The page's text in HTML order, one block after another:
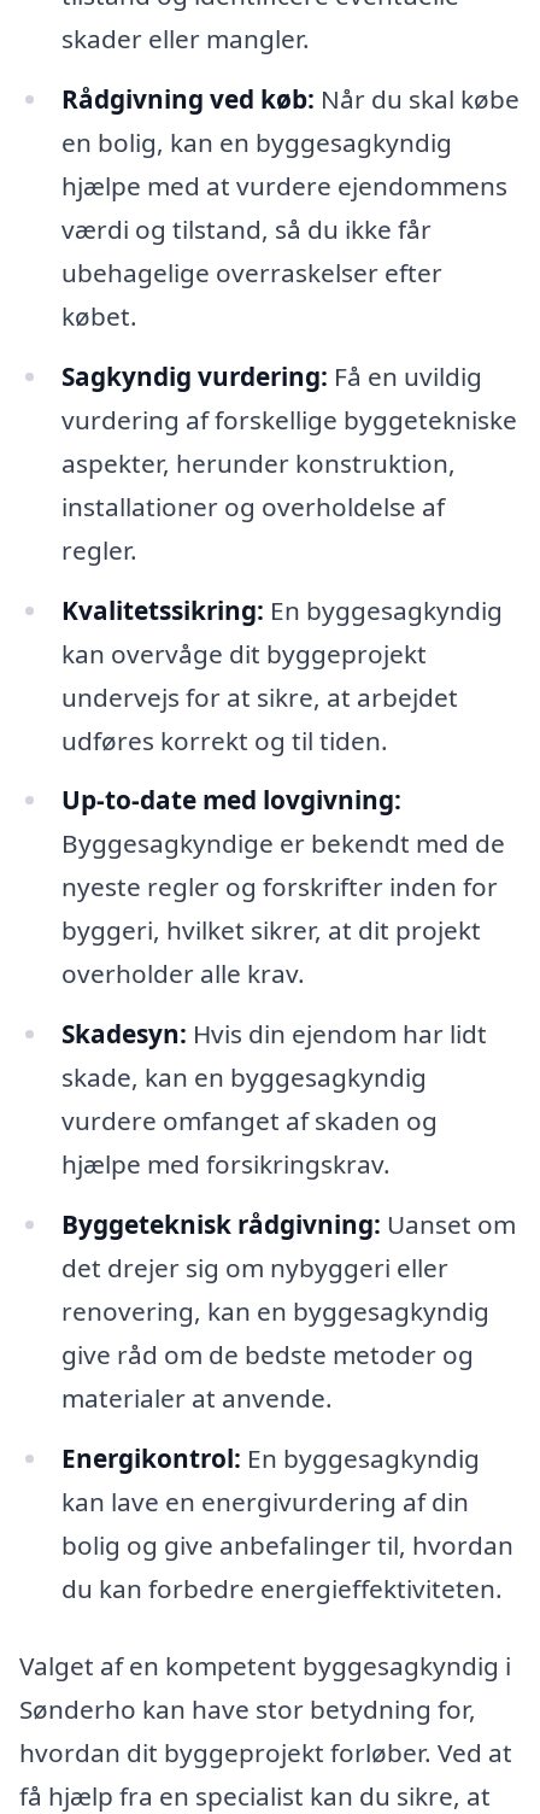
skader eller mangler.
Rådgivning ved køb: Når du skal købe
en bolig, kan en byggesagkyndig
hjælpe med at vurdere ejendommens
værdi og tilstand, så du ikke får
ubehagelige overraskelser efter
købet.
Sagkyndig vurdering: Få en uvildig
vurdering af forskellige byggetekniske
aspekter, herunder konstruktion,
installationer og overholdelse af
regler.
Kvalitetssikring: En byggesagkyndig
kan overvåge dit byggeprojekt
undervejs for at sikre, at arbejdet
udføres korrekt og til tiden.
Up-to-date med lovgivning:
Byggesagkyndige er bekendt med de
nyeste regler og forskrifter inden for
byggeri, hvilket sikrer, at dit projekt
overholder alle krav.
Skadesyn: Hvis din ejendom har lidt
skade, kan en byggesagkyndig
vurdere omfanget af skaden og
hjælpe med forsikringskrav.
Byggeteknisk rådgivning: Uanset om
det drejer sig om nybyggeri eller
renovering, kan en byggesagkyndig
give råd om de bedste metoder og
materialer at anvende.
Energikontrol: En byggesagkyndig
kan lave en energivurdering af din
bolig og give anbefalinger til, hvordan
du kan forbedre energieffektiviteten.
Valget af en kompetent byggesagkyndig i
Sønderho kan have stor betydning for,
hvordan dit byggeprojekt forløber. Ved at
få hjælp fra en specialist kan du sikre, at